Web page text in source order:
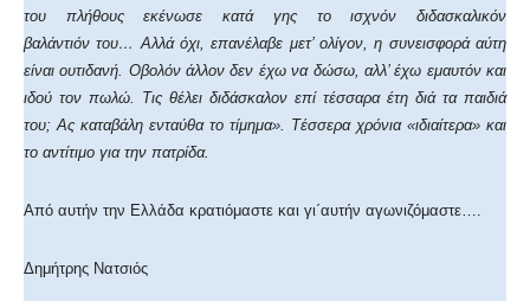
του πλήθους εκένωσε κατά γης το ισχνόν διδασκαλικόν
βαλάντιόν του… Αλλά όχι, επανέλαβε μετ’ ολίγον, η συνεισφορά αύτη
είναι ουτιδανή. Οβολόν άλλον δεν έχω να δώσω, αλλ’ έχω εμαυτόν και
ιδού τον πωλώ. Τις θέλει διδάσκαλον επί τέσσαρα έτη διά τα παιδιά
του; Ας καταβάλη ενταύθα το τίμημα». Tέσσερα χρόνια «ιδιαίτερα» και
το αντίτιμο για την πατρίδα.
Από αυτήν την Ελλάδα κρατιόμαστε και γι΄αυτήν αγωνιζόμαστε….
Δημήτρης Νατσιός